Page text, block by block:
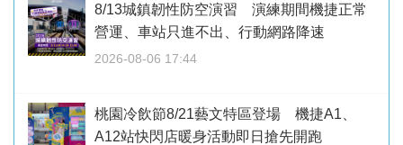
8/13城鎮韌性防空演習 演練期間機捷正常
營運、車站只進不出、行動網路降速
2026-08-06 17:44
桃園冷飲節8/21藝文特區登場 機捷A1、
A12站快閃店暖身活動即日搶先開跑